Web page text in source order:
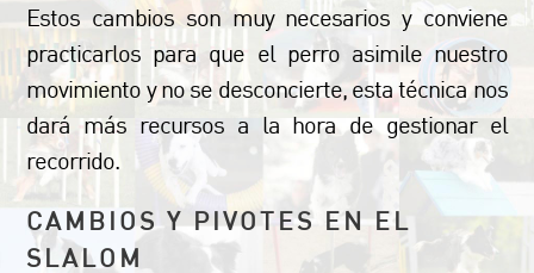
Estos cambios son muy necesarios y conviene
practicarlos para que el perro asimile nuestro
movimiento y no se desconcierte, esta técnica nos
dará más recursos a la hora de gestionar el
recorrido.
CAMBIOS Y PIVOTES EN EL
SLALOM